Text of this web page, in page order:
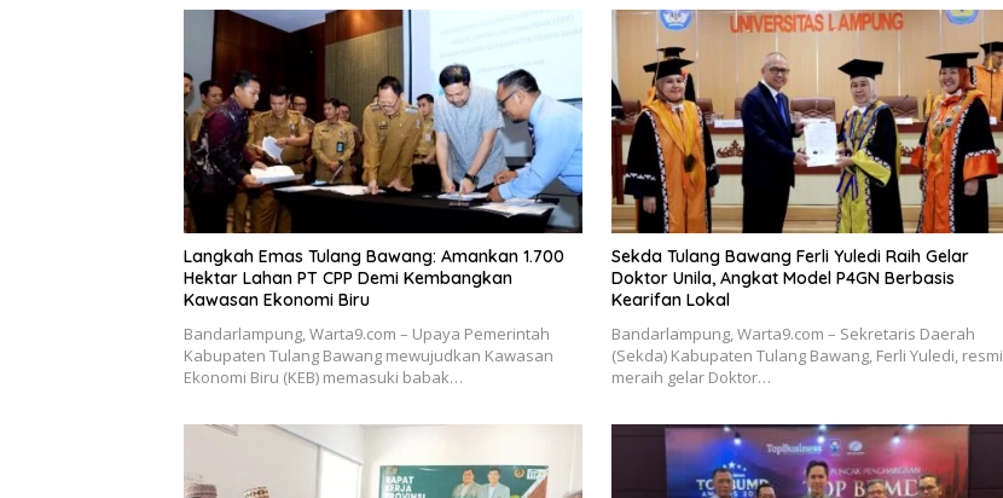
Langkah Emas Tulang Bawang: Amankan 1.700
Hektar Lahan PT CPP Demi Kembangkan
Kawasan Ekonomi Biru
Bandarlampung, Warta9.com – Upaya Pemerintah
Kabupaten Tulang Bawang mewujudkan Kawasan
Ekonomi Biru (KEB) memasuki babak…
Sekda Tulang Bawang Ferli Yuledi Raih Gelar
Doktor Unila, Angkat Model P4GN Berbasis
Kearifan Lokal
Bandarlampung, Warta9.com – Sekretaris Daerah
(Sekda) Kabupaten Tulang Bawang, Ferli Yuledi, resmi
meraih gelar Doktor…